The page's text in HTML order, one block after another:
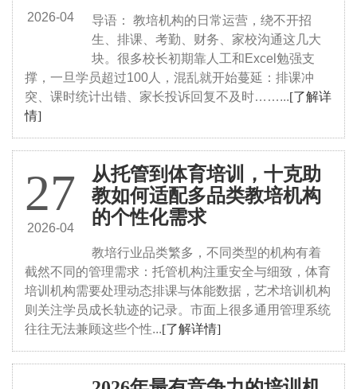
2026-04
导语： 教培机构的日常运营，绕不开招
生、排课、考勤、财务、家校沟通这几大
块。很多校长初期靠人工和Excel勉强支
撑，一旦学员超过100人，混乱就开始蔓延：排课冲
突、课时统计出错、家长投诉回复不及时……...[了解详
情]
27
2026-04
从托管到体育培训，十克助
教如何适配多品类教培机构
的个性化需求
教培行业品类繁多，不同类型的机构有着
截然不同的管理需求：托管机构注重安全与细致，体育
培训机构需要处理动态排课与体能数据，艺术培训机构
则关注学员成长轨迹的记录。市面上很多通用管理系统
往往无法兼顾这些个性...[了解详情]